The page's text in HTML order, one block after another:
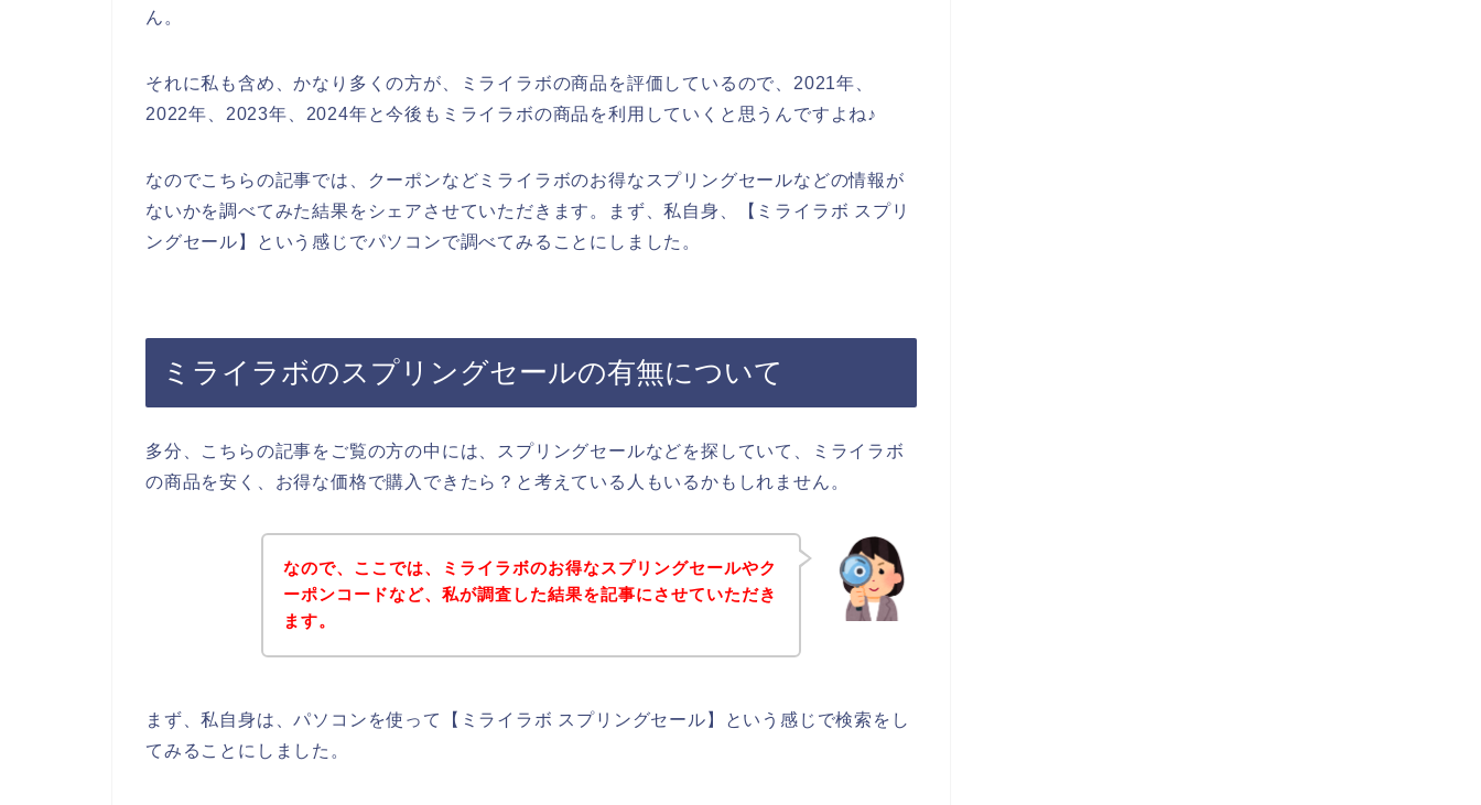
ん。
それに私も含め、かなり多くの方が、ミライラボの商品を評価しているので、2021年、
2022年、2023年、2024年と今後もミライラボの商品を利用していくと思うんですよね♪
なのでこちらの記事では、クーポンなどミライラボのお得なスプリングセールなどの情報が
ないかを調べてみた結果をシェアさせていただきます。まず、私自身、【ミライラボ スプリ
ングセール】という感じでパソコンで調べてみることにしました。
ミライラボのスプリングセールの有無について
多分、こちらの記事をご覧の方の中には、スプリングセールなどを探していて、ミライラボ
の商品を安く、お得な価格で購入できたら？と考えている人もいるかもしれません。
なので、ここでは、ミライラボのお得なスプリングセールやク
ーポンコードなど、私が調査した結果を記事にさせていただき
ます。
まず、私自身は、パソコンを使って【ミライラボ スプリングセール】という感じで検索をし
てみることにしました。